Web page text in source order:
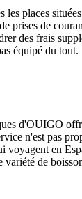
places
prises de
des frais
équipé du tout.
d'OUIGO
n'est pas
voyagent en
de